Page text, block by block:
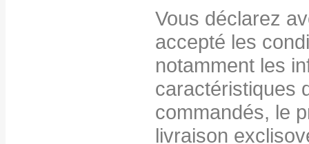
Vous déclarez
accepté les
notamment les
caractéristiques
commandés, le
livraison